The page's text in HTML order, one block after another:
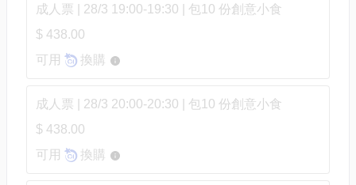
成人票 | 28/3 19:00-19:30 | 包10 份創意小食
$ 438.00
可用
換購
成人票 | 28/3 20:00-20:30 | 包10 份創意小食
$ 438.00
可用
換購